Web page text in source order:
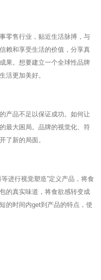
零售行业，贴近生活脉搏，与
赖和享受生活的价值，分享真
果。想要建立一个全球性品牌
活更加美好。
产品不足以保证成功。如何让
最大困局。品牌的视觉化、符
了新的局面。
进行视觉塑造”定义产品，将食
的真实味道，将食欲感转变成
的时间内get到产品的特点，使